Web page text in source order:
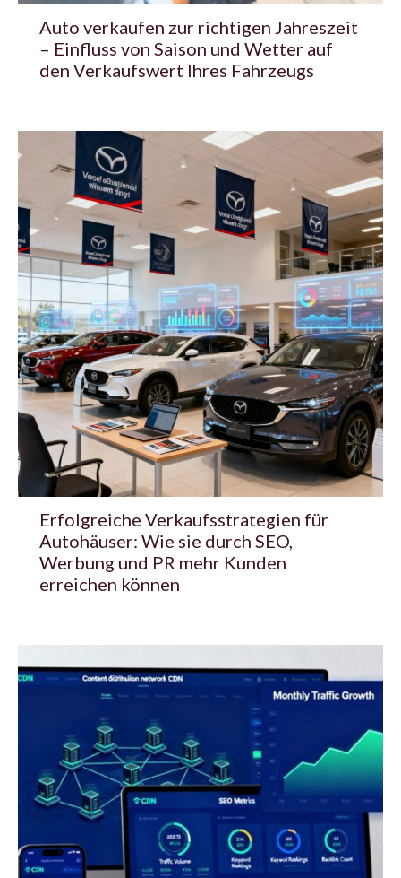
Auto verkaufen zur richtigen Jahreszeit
– Einfluss von Saison und Wetter auf
den Verkaufswert Ihres Fahrzeugs
Erfolgreiche Verkaufsstrategien für
Autohäuser: Wie sie durch SEO,
Werbung und PR mehr Kunden
erreichen können